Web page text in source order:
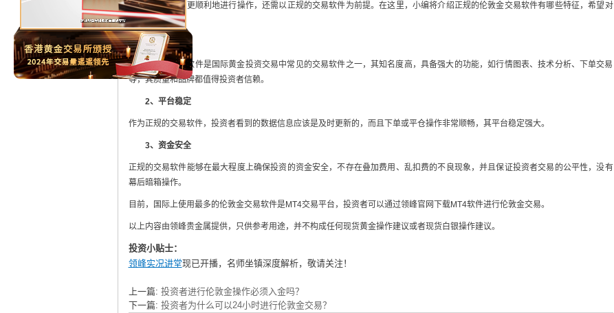
敦金交易，为了更顺利地进行操作，还需以正规的交易软件为前提。在这里，小编将介绍正规的伦敦金交易软件有哪些特征，希望对
大家有帮助。
1、 品牌权威
一般来说，MT4软件是国际黄金投资交易中常见的交易软件之一，其知名度高，具备强大的功能，如行情图表、技术分析、下单交易
等，其质量和品牌都值得投资者信赖。
2、 平台稳定
作为正规的交易软件，投资者看到的数据信息应该是及时更新的，而且下单或平仓操作非常顺畅，其平台稳定强大。
3、 资金安全
正规的交易软件能够在最大程度上确保投资的资金安全，不存在叠加费用、乱扣费的不良现象，并且保证投资者交易的公平性，没有
幕后暗箱操作。
目前，国际上使用最多的伦敦金交易软件是MT4交易平台，投资者可以通过领峰官网下载MT4软件进行伦敦金交易。
以上内容由领峰贵金属提供，只供参考用途，并不构成任何现货黄金操作建议或者现货白银操作建议。
投资小贴士：
领峰实况讲堂现已开播，名师坐镇深度解析，敬请关注！
上一篇: 投资者进行伦敦金操作必须入金吗？
下一篇: 投资者为什么可以24小时进行伦敦金交易？